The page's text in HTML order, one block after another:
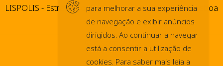
LISPOLIS - Estrada do Paço do Lumiar, 44 1600-546 Lisboa
© dNovo 2026
info@dnovo.pt
para melhorar a sua experiência
de navegação e exibir anúncios
dirigidos. Ao continuar a navegar
está a consentir a utilização de
cookies. Para saber mais leia a